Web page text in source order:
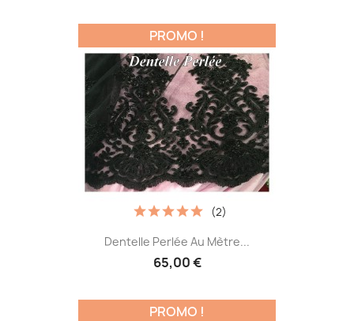
Dentelle Perlée Au Mètre...
65,00 €
(2)
PROMO !
PROMO !